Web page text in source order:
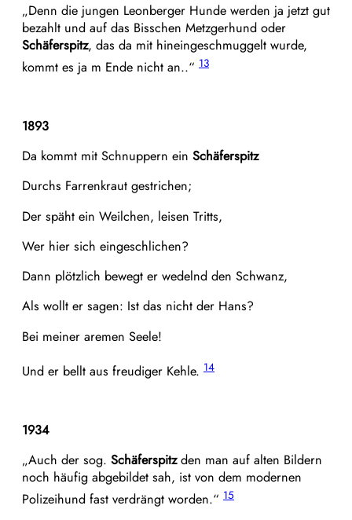
„Denn die jungen Leonberger Hunde werden ja jetzt gut
bezahlt und auf das Bisschen Metzgerhund oder
Schäferspitz, das da mit hineingeschmuggelt wurde,
kommt es ja m Ende nicht an..“ 13
1893
Da kommt mit Schnuppern ein Schäferspitz
Durchs Farrenkraut gestrichen;
Der späht ein Weilchen, leisen Tritts,
Wer hier sich eingeschlichen?
Dann plötzlich bewegt er wedelnd den Schwanz,
Als wollt er sagen: Ist das nicht der Hans?
Bei meiner aremen Seele!
Und er bellt aus freudiger Kehle. 14
1934
„Auch der sog. Schäferspitzden man auf alten Bildern
noch häufig abgebildet sah, ist von dem modernen
Polizeihund fast verdrängt worden.“ 15